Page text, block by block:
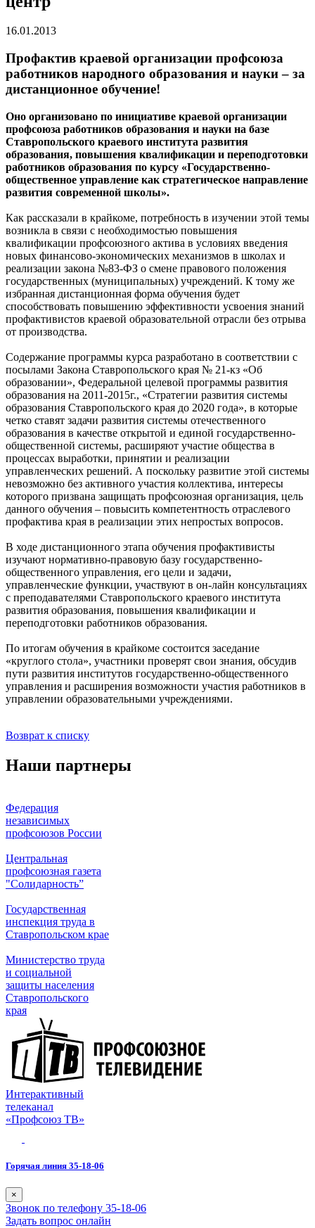
16.01.2013
Профактив краевой организации профсоюза
работников народного образования и науки – за
дистанционное обучение!
Оно организовано по инициативе краевой организации
профсоюза работников образования и науки на базе
Ставропольского краевого института развития
образования, повышения квалификации и переподготовки
работников образования по курсу «Государственно-
общественное управление как стратегическое направление
развития современной школы».
Как рассказали в крайкоме, потребность в изучении этой темы
возникла в связи с необходимостью повышения
квалификации профсоюзного актива в условиях введения
новых финансово-экономических механизмов в школах и
реализации закона №83-ФЗ о смене правового положения
государственных (муниципальных) учреждений. К тому же
избранная дистанционная форма обучения будет
способствовать повышению эффективности усвоения знаний
профактивистов краевой образовательной отрасли без отрыва
от производства.
Содержание программы курса разработано в соответствии с
посылами Закона Ставропольского края № 21-кз «Об
образовании», Федеральной целевой программы развития
образования на 2011-2015г., «Стратегии развития системы
образования Ставропольского края до 2020 года», в которые
четко ставят задачи развития системы отечественного
образования в качестве открытой и единой государственно-
общественной системы, расширяют участие общества в
процессах выработки, принятии и реализации
управленческих решений. А поскольку развитие этой системы
невозможно без активного участия коллектива, интересы
которого призвана защищать профсоюзная организация, цель
данного обучения – повысить компетентность отраслевого
профактива края в реализации этих непростых вопросов.
В ходе дистанционного этапа обучения профактивисты
изучают нормативно-правовую базу государственно-
общественного управления, его цели и задачи,
управленческие функции, участвуют в он-лайн консультациях
с преподавателями Ставропольского краевого института
развития образования, повышения квалификации и
переподготовки работников образования.
По итогам обучения в крайкоме состоится заседание
«круглого стола», участники проверят свои знания, обсудив
пути развития институтов государственно-общественного
управления и расширения возможности участия работников в
управлении образовательными учреждениями.
Возврат к списку
Наши партнеры
Федерация
независимых
профсоюзов России
Центральная
профсоюзная газета
"Солидарность”
Государственная
инспекция труда в
Ставропольском крае
Министерство труда
и социальной
защиты населения
Ставропольского
края
Интерактивный
телеканал
«Профсоюз ТВ»
Горячая линия 35-18-06
×
Звонок по телефону 35-18-06
Задать вопрос онлайн